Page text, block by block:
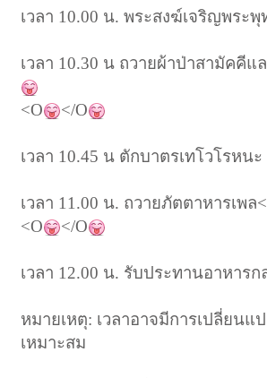
เวลา 10.00 น. พระสงฆ์เจริญพระ
เวลา 10.30 น ถวายผ้าป่าสามัคคีแ
<O </O
เวลา 10.45 น ตักบาตรเทโวโรหนะ
เวลา 11.00 น. ถวายภัตตาหารเพล
<O
</O
เวลา 12.00 น. รับประทานอาหารก
หมายเหตุ: เวลาอาจมีการเปลี่ยนแ
เหมาะสม